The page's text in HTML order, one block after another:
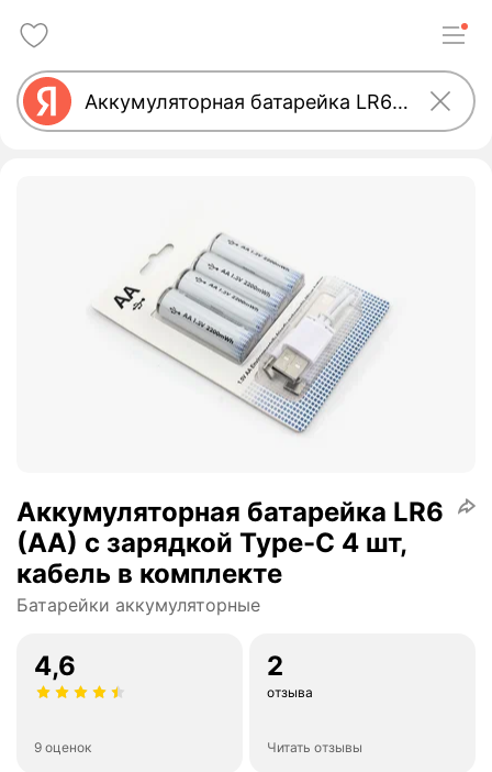
Аккумуляторная батарейка LR6
(АА) с зарядкой Type-C 4 шт,
кабель в комплекте
Батарейки аккумуляторные
4,6
9 оценок
2
отзыва
Читать отзывы